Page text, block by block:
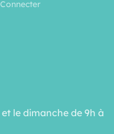
le dimanche de 9h à